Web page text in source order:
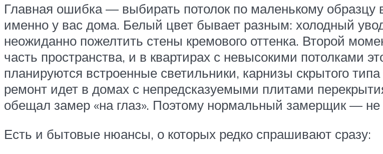
Главная ошибка — выбирать потолок по маленькому образцу
именно у вас дома. Белый цвет бывает разным: холодный
неожиданно пожелтить стены кремового оттенка. Второй
часть пространства, и в квартирах с невысокими потолками
планируются встроенные светильники, карнизы скрытого
ремонт идет в домах с непредсказуемыми плитами
обещал замер «на глаз». Поэтому нормальный замерщик —
Есть и бытовые нюансы, о которых редко спрашивают сразу: